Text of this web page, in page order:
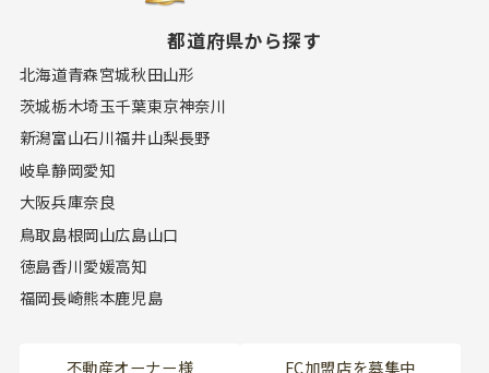
都道府県から探す
北海道青森宮城秋田山形
茨城栃木埼玉千葉東京神奈川
新潟富山石川福井山梨長野
岐阜静岡愛知
大阪兵庫奈良
鳥取島根岡山広島山口
徳島香川愛媛高知
福岡長崎熊本鹿児島
不動産オーナー様 FC加盟店を募集中